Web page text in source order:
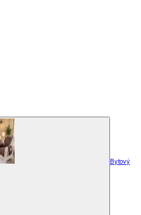
Bytový